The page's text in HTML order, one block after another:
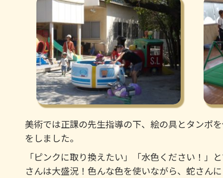
美術では正課の先生指導の下、絵の具とタンポ
をしました。
「ピンクに取り換えたい」「水色ください！」
さんは大盛況！色んな色を使いながら、蛇さん